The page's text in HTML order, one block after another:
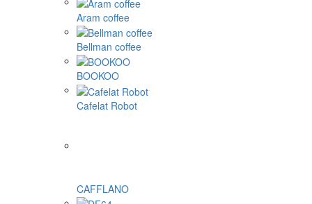
Aram coffee
Bellman coffee
BOOKOO
Cafelat Robot
CAFFLANO